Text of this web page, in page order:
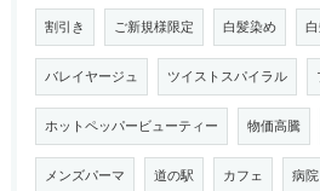
割引き ご新規様限定 白髪染め
バレイヤージュ ツイストスパイラル
ホットペッパービューティー 物価高騰
メンズパーマ 道の駅 カフェ 病院